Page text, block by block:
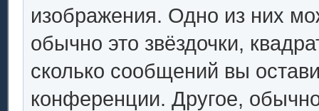
изображения. Одно из них
обычно это звёздочки,
сколько сообщений вы
конференции. Другое,